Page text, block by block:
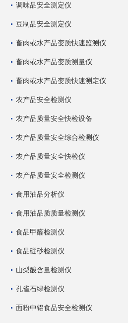
调味品安全测定仪
豆制品安全测定仪
畜肉或水产品变质快速监测仪
畜肉或水产品变质测量仪
畜肉或水产品变质快速测定仪
农产品安全检测仪
农产品质量安全快检设备
农产品质量安全综合检测仪
农产品质量安全快检仪
农产品质量安全检测仪
食用油品分析仪
食用油品质质量检测仪
食品甲醛检测仪
食品硼砂检测仪
山梨酸含量检测仪
孔雀石绿检测仪
面粉中铝食品安全检测仪